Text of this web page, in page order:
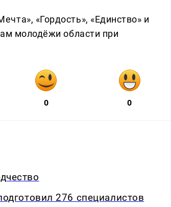
«Гордость», «Единство» и
молодёжи области при
0 0
276 специалистов